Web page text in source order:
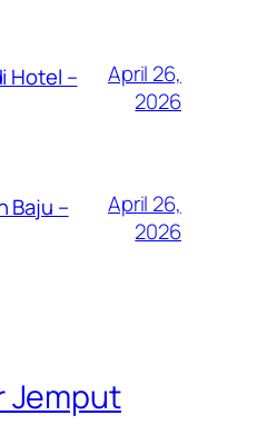
Hotel –
April 26,
2026
Baju –
April 26,
2026
Jemput